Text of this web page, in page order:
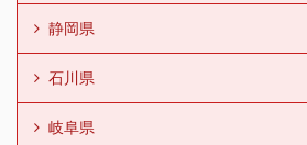
静岡県
石川県
岐阜県